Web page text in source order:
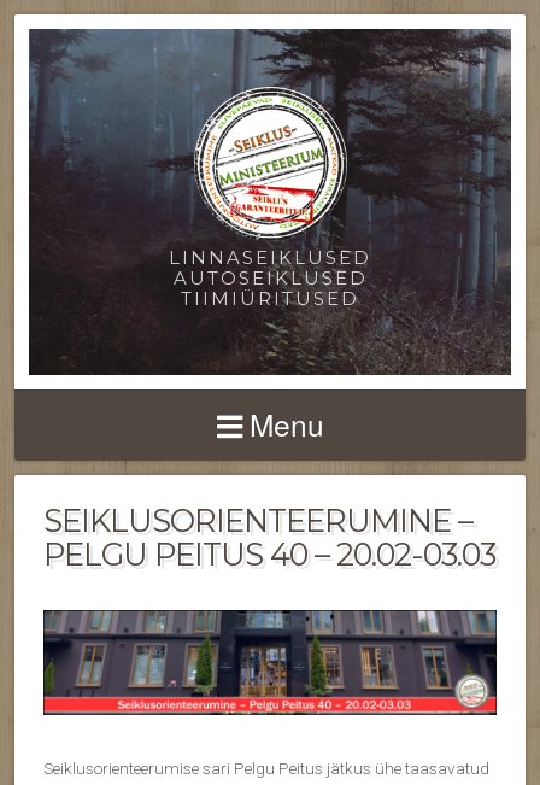
LINNASEIKLUSED
AUTOSEIKLUSED
TIIMIÜRITUSED
Menu
SEIKLUSORIENTEERUMINE –
PELGU PEITUS 40 – 20.02-03.03
Seiklusorienteerumise sari Pelgu Peitus jätkus ühe taasavatud